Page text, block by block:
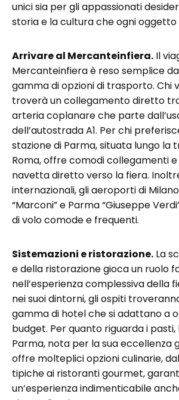
unici sia per gli appassionati
storia e la cultura che ogni
Arrivare al Mercanteinfiera. Il
Mercanteinfiera è reso semplice
gamma di opzioni di trasporto. Chi
troverà un collegamento diretto
arteria coplanare che parte
dell’autostrada A1. Per chi
stazione di Parma, situata lungo la
Roma, offre comodi collegamenti e
navetta diretto verso la fiera.
internazionali, gli aeroporti di
“Marconi” e Parma “Giuseppe
di volo comode e frequenti.
Sistemazioni e ristorazione. La
e della ristorazione gioca un ruolo
nell’esperienza complessiva della
nei suoi dintorni, gli ospiti
gamma di hotel che si adattano a
budget. Per quanto riguarda i
Parma, nota per la sua eccellenza
offre molteplici opzioni culinarie,
tipiche ai ristoranti gourmet,
un’esperienza indimenticabile